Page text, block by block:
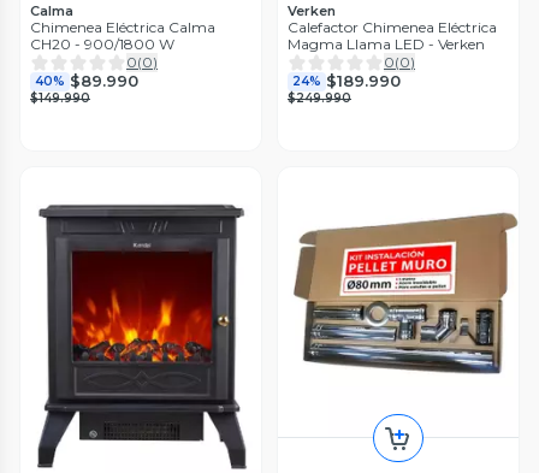
Calma
Chimenea Eléctrica Calma
CH20 - 900/1800 W
0(0)
40% $89.990
$149.990
Verken
Calefactor Chimenea Eléctrica
Magma Llama LED - Verken
0(0)
24% $189.990
$249.990